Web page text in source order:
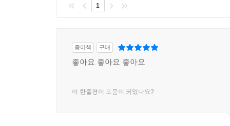
1
종이책 구매
좋아요 좋아요 좋아요
이 한줄평이 도움이 되었나요?